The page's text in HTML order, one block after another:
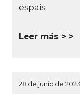
espais
Leer más >
28 de junio de 2023